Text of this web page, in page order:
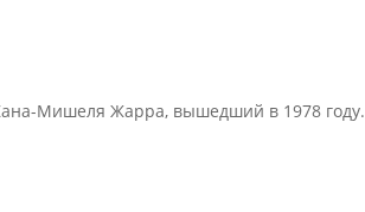
Мишеля Жарра, вышедший в 1978 году.